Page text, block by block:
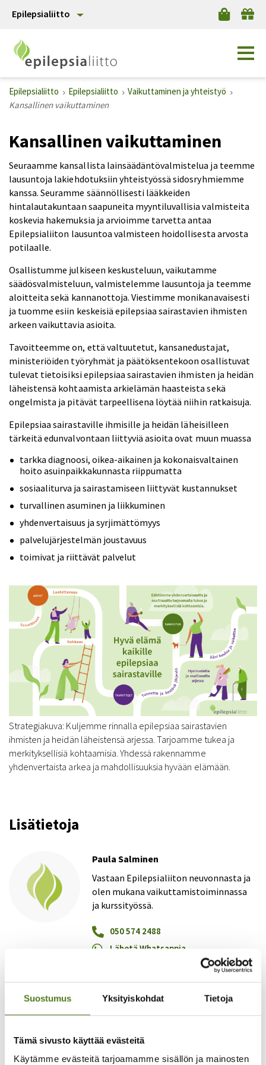
Suostumus Yksityiskohdat Tietoja
Tämä sivusto käyttää evästeitä
Käytämme evästeitä tarjoamamme sisällön ja mainosten
Epilepsialiitto
Epilepsialiitto Epilepsialiitto
Vaikuttaminen ja yhteistyö
Kansallinen vaikuttaminen
Kansallinen vaikuttaminen
Seuraamme kansallista lainsäädäntövalmistelua ja teemme
lausuntoja lakiehdotuksiin yhteistyössä sidosryhmiemme
kanssa. Seuramme säännöllisesti lääkkeiden
hintalautakuntaan saapuneita myyntiluvallisia valmisteita
koskevia hakemuksia ja arvioimme tarvetta antaa
Epilepsialiiton lausuntoa valmisteen hoidollisesta arvosta
potilaalle.
Osallistumme julkiseen keskusteluun, vaikutamme
säädösvalmisteluun, valmistelemme lausuntoja ja teemme
aloitteita sekä kannanottoja. Viestimme monikanavaisesti
ja tuomme esiin keskeisiä epilepsiaa sairastavien ihmisten
arkeen vaikuttavia asioita.
Tavoitteemme on, että valtuutetut, kansanedustajat,
ministeriöiden työryhmät ja päätöksentekoon osallistuvat
tulevat tietoisiksi epilepsiaa sairastavien ihmisten ja heidän
läheistensä kohtaamista arkielämän haasteista sekä
ongelmista ja pitävät tarpeellisena löytää niihin ratkaisuja.
Epilepsiaa sairastaville ihmisille ja heidän läheisilleen
tärkeitä edunvalvontaan liittyviä asioita ovat muun muassa
tarkka diagnoosi, oikea-aikainen ja kokonaisvaltainen
hoito asuinpaikkakunnasta riippumatta
sosiaaliturva ja sairastamiseen liittyvät kustannukset
turvallinen asuminen ja liikkuminen
yhdenvertaisuus ja syrjimättömyys
palvelujärjestelmän joustavuus
toimivat ja riittävät palvelut
Strategiakuva: Kuljemme rinnalla epilepsiaa sairastavien
ihmisten ja heidän läheistensä arjessa. Tarjoamme tukea ja
merkityksellisiä kohtaamisia. Yhdessä rakennamme
yhdenvertaista arkea ja mahdollisuuksia hyvään elämään.
Lisätietoja
Paula Salminen
Vastaan Epilepsialiiton neuvonnasta ja
olen mukana vaikuttamistoiminnassa
ja kurssityössä.
050 574 2488
Lähetä Whatsappia
paula.salminen@epilepsia.fi
Virpi Tarkiainen
johtamisesta, hallinnosta ja
linjausten mukaisesti. Toimin